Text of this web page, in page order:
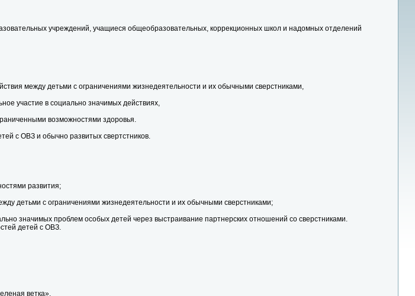
учреждений, учащиеся общеобразовательных, коррекционных школ и надомных отделений
между детьми с ограничениями жизнедеятельности и их обычными сверстниками,
участие в социально значимых действиях,
возможностями здоровья.
с ОВЗ и обычно развитых свертстников.
развития;
детьми с ограничениями жизнедеятельности и их обычными сверстниками;
значимых проблем особых детей через выстраивание партнерских отношений со сверстниками.
детей с ОВЗ.
ветка».